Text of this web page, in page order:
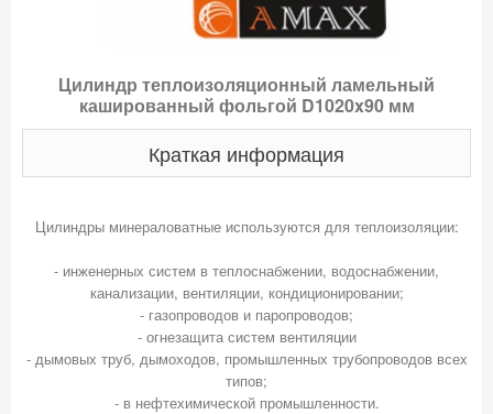
Цилиндр теплоизоляционный ламельный
кашированный фольгой D1020x90 мм
Краткая информация
Цилиндры минераловатные используются для теплоизоляции:
- инженерных систем в теплоснабжении, водоснабжении,
канализации, вентиляции, кондиционировании;
- газопроводов и паропроводов;
- огнезащита систем вентиляции
- дымовых труб, дымоходов, промышленных трубопроводов всех
типов;
- в нефтехимической промышленности.